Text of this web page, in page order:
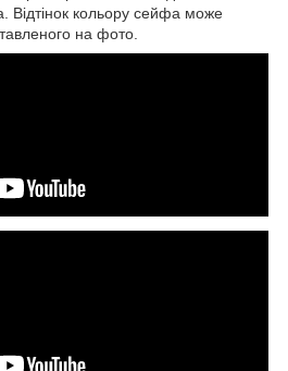
Відтінок кольору сейфа може
на фото.